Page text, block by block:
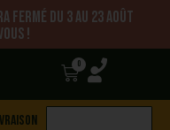
du 3 au 23 août
!
0